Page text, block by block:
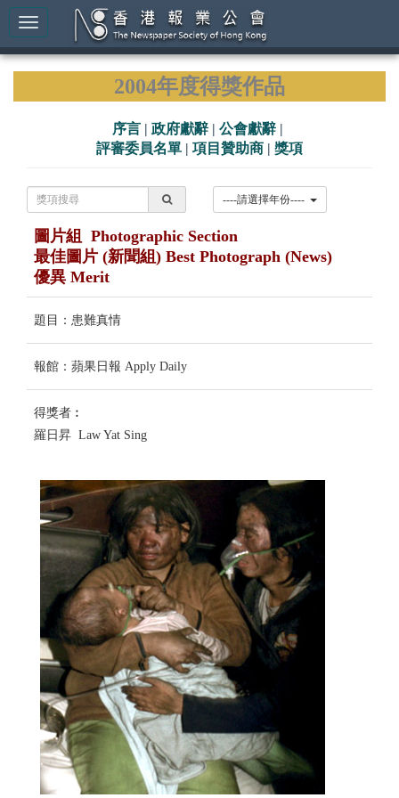
2004年度得獎作品
序言 | 政府獻辭 | 公會獻辭 |
評審委員名單 | 項目贊助商 | 獎項
圖片組 Photographic Section
最佳圖片 (新聞組) Best Photograph (News)
優異 Merit
題目：患難真情
報館：蘋果日報 Apply Daily
得獎者︰
羅日昇 Law Yat Sing